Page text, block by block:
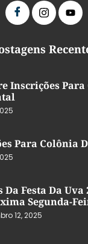
Inscrições Para
Para Colônia
Da Festa Da Uva
Segunda-
12, 2025